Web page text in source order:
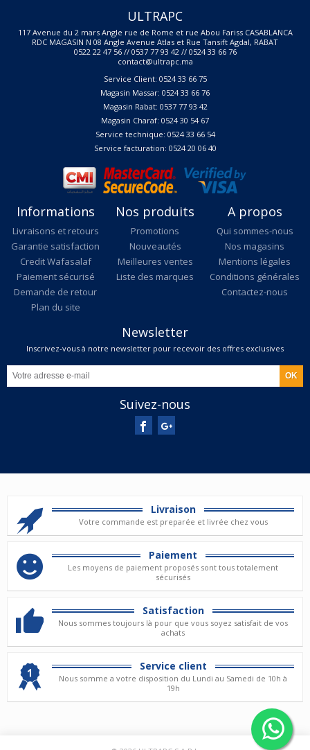
ULTRAPC
117 Avenue du 2 mars Angle rue de Rome et rue Abou Fariss CASABLANCA
RDC MAGASIN N 08 Angle Avenue Atlas et Rue Tansift Agdal, RABAT
0522 22 47 56 // 0537 77 93 42 // 0524 33 66 76
contact@ultrapc.ma
Service Client: 0524 33 66 75
Magasin Massar: 0524 33 66 76
Magasin Rabat: 0537 77 93 42
Magasin Charaf: 0524 30 54 67
Service technique: 0524 33 66 54
Service facturation: 0524 20 06 40
Informations
Livraisons et retours
Garantie satisfaction
Credit Wafasalaf
Paiement sécurisé
Demande de retour
Plan du site
Nos produits
Promotions
Nouveautés
Meilleures ventes
Liste des marques
A propos
Qui sommes-nous
Nos magasins
Mentions légales
Conditions générales
Contactez-nous
Newsletter
Inscrivez-vous à notre newsletter pour recevoir des offres exclusives
Suivez-nous
Livraison
Votre commande est preparée et livrée chez vous
Paiement
Les moyens de paiement proposés sont tous totalement
sécurisés
Satisfaction
Nous sommes toujours là pour que vous soyez satisfait de vos
achats
Service client
Nous somme a votre disposition du Lundi au Samedi de 10h à
19h